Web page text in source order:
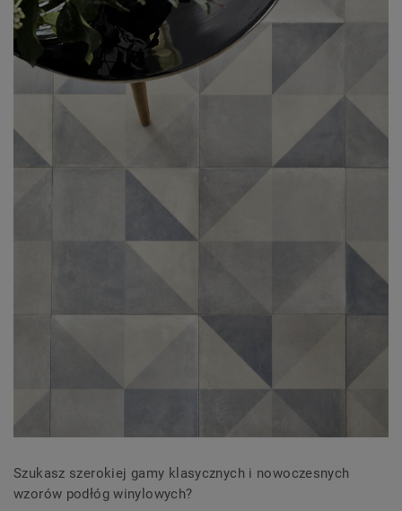
Szukasz szerokiej gamy klasycznych i nowoczesnych
wzorów podłóg winylowych?